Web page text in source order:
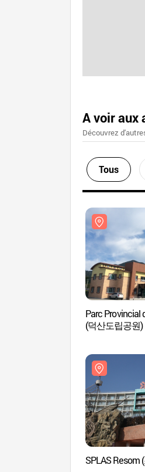
A voir aux
Découvrez
Tous
Parc Provincial
(덕산도립공원)
SPLAS Resom